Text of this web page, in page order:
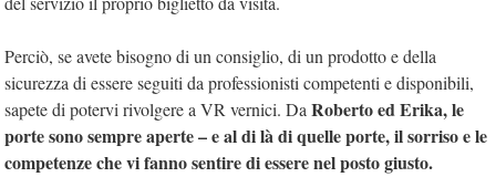
Perciò, se avete bisogno di un consiglio, di un prodotto e della
sicurezza di essere seguiti da professionisti competenti e disponibili,
sapete di potervi rivolgere a VR vernici. Da Roberto ed Erika, le
porte sono sempre aperte – e al di là di quelle porte, il sorriso e le
competenze che vi fanno sentire di essere nel posto giusto.